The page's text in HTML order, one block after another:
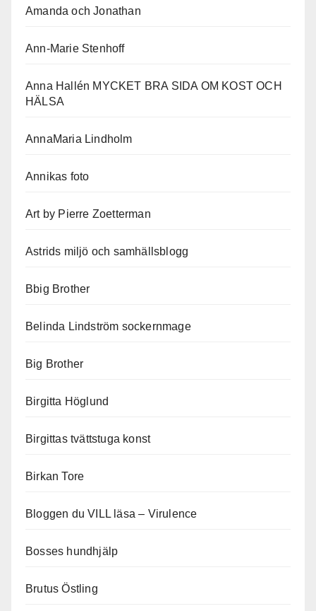
Amanda och Jonathan
Ann-Marie Stenhoff
Anna Hallén MYCKET BRA SIDA OM KOST OCH
HÄLSA
AnnaMaria Lindholm
Annikas foto
Art by Pierre Zoetterman
Astrids miljö och samhällsblogg
Bbig Brother
Belinda Lindström sockernmage
Big Brother
Birgitta Höglund
Birgittas tvättstuga konst
Birkan Tore
Bloggen du VILL läsa – Virulence
Bosses hundhjälp
Brutus Östling